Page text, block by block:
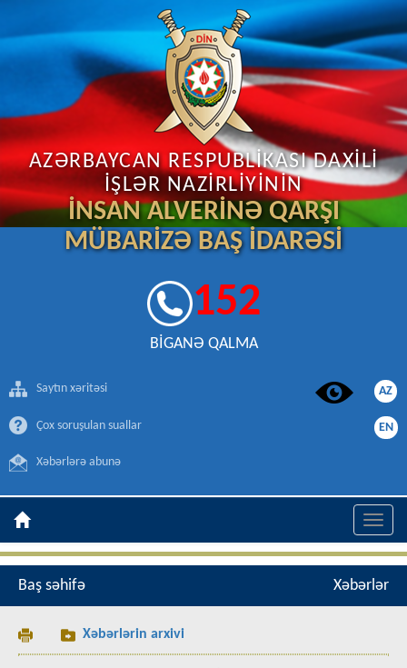
AZƏRBAYCAN RESPUBLİKASI DAXİLİ
İŞLƏR NAZİRLİYİNİN
İNSAN ALVERİNƏ QARŞI
MÜBARİZƏ BAŞ İDARƏSİ
152
BİGANƏ QALMA
Saytın xəritəsi
Çox soruşulan suallar
Xəbərlərə abunə
AZ
EN
Toggle
Baş səhifə Xəbərlər
Xəbərlərin arxivi